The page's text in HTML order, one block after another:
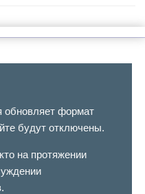
обновляет формат
будут отключены.
на протяжении